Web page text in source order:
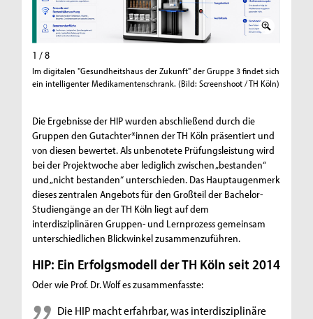
1 / 8
Im digitalen "Gesundheitshaus der Zukunft" der Gruppe 3 findet sich
ein intelligenter Medikamentenschrank. (Bild: Screenshoot / TH Köln)
Die Ergebnisse der HIP wurden abschließend durch die
Gruppen den Gutachter*innen der TH Köln präsentiert und
von diesen bewertet. Als unbenotete Prüfungsleistung wird
bei der Projektwoche aber lediglich zwischen „bestanden“
und „nicht bestanden“ unterschieden. Das Hauptaugenmerk
dieses zentralen Angebots für den Großteil der Bachelor-
Studiengänge an der TH Köln liegt auf dem
interdisziplinären Gruppen- und Lernprozess gemeinsam
unterschiedlichen Blickwinkel zusammenzuführen.
HIP: Ein Erfolgsmodell der TH Köln seit 2014
Oder wie Prof. Dr. Wolf es zusammenfasste:
Die HIP macht erfahrbar, was interdisziplinäre